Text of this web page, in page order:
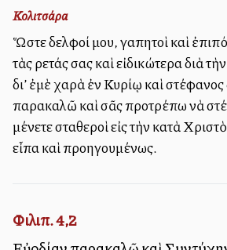
Κολιτσάρα
Ὥστε ἀδελφοί μου, ἀγαπητοὶ καὶ
τὰς ἀρετάς σας καὶ εἰδικώτερα διὰ
δι’ ἐμὲ χαρὰ ἐν Κυρίῳ καὶ
παρακαλῶ καὶ σᾶς προτρέπω νὰ
μένετε σταθεροὶ εἰς τὴν κατὰ
εἶπα καὶ προηγουμένως.
Φιλιπ. 4,2